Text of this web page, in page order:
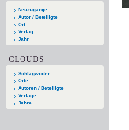
Neuzugänge
Autor / Beteiligte
Ort
Verlag
Jahr
CLOUDS
Schlagwörter
Orte
Autoren / Beteiligte
Verlage
Jahre